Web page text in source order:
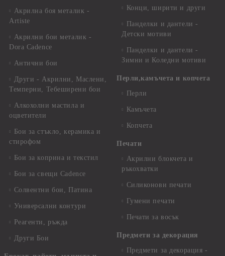
Акрилна боя металик -
Artiste
Акрилни бои металик -
Dora Cadence
Антични бои
Други - Акрилни, Маслени,
Темперни, Тебеширени бои
Алкохолни мастила и
оцветители
Бои за стъкло, керамика и
стирофом
Бои за коприна и текстил
Бои за свещи Cadence
Солвентни бои, Патина
Универсални контури
Реагенти, ръжда
Други Бои
Конци, ширити и други
Панделки и дантели -
Детски мотиви
Панделки и дантели -
Зимни и Коледни мотиви
Перли,камъчета и копчета
Перли
Камъчета
Копчета
Печати
Акрилни блокчета и
ръкохватки
Силиконови печати
Гумени печати
Печати за восък
Предмети за декорация
Предмети за декорация -